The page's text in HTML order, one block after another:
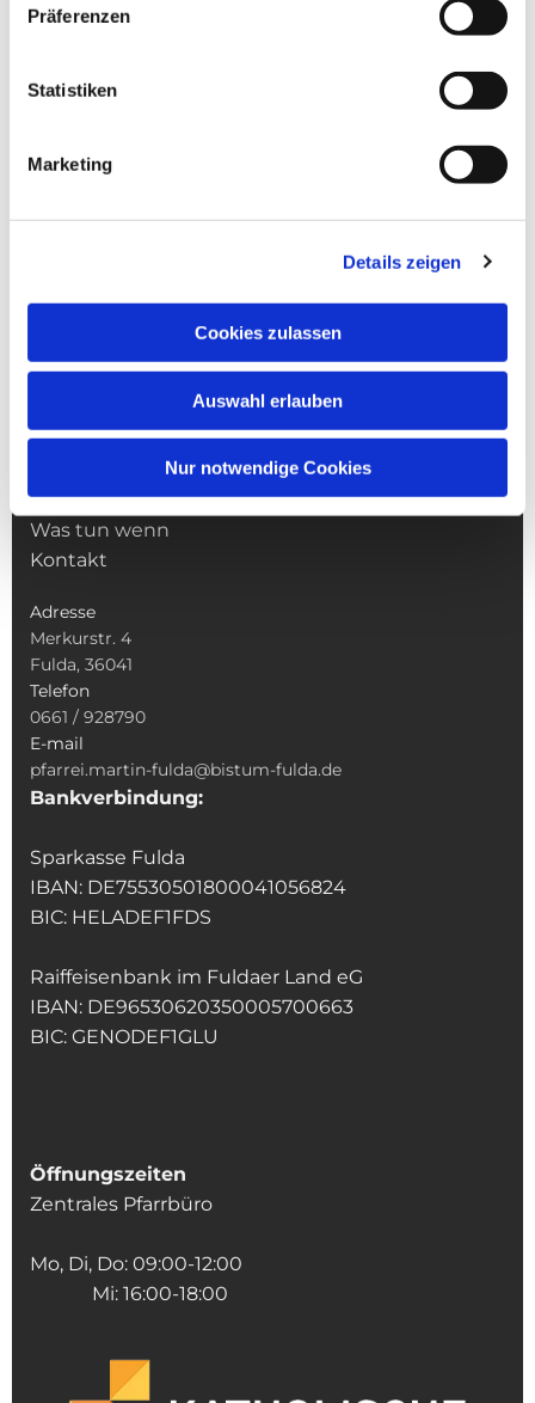
Präferenzen
Statistiken
Marketing
Details zeigen
Cookies zulassen
Auswahl erlauben
Nur notwendige Cookies
Sakramente
Veranstaltungen & Angebote
Kindertagesstätte St. Andreas
Was tun wenn
Kontakt
Adresse
Merkurstr. 4
Fulda, 36041
Telefon
0661 / 928790
E-mail
pfarrei.martin-fulda@bistum-fulda.de
Bankverbindung:
Sparkasse Fulda
IBAN: DE75530501800041056824
BIC: HELADEF1FDS
Raiffeisenbank im Fuldaer Land eG
IBAN: DE96530620350005700663
BIC: GENODEF1GLU
Öffnungszeiten
Zentrales Pfarrbüro
Mo, Di, Do: 09:00-12:00
Mi: 16:00-18:00